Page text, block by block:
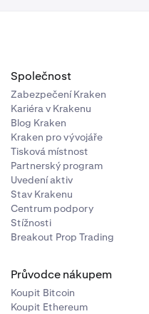
Společnost
Zabezpečení Kraken
Kariéra v Krakenu
Blog Kraken
Kraken pro vývojáře
Tisková místnost
Partnerský program
Uvedení aktiv
Stav Krakenu
Centrum podpory
Stížnosti
Breakout Prop Trading
Průvodce nákupem
Koupit Bitcoin
Koupit Ethereum